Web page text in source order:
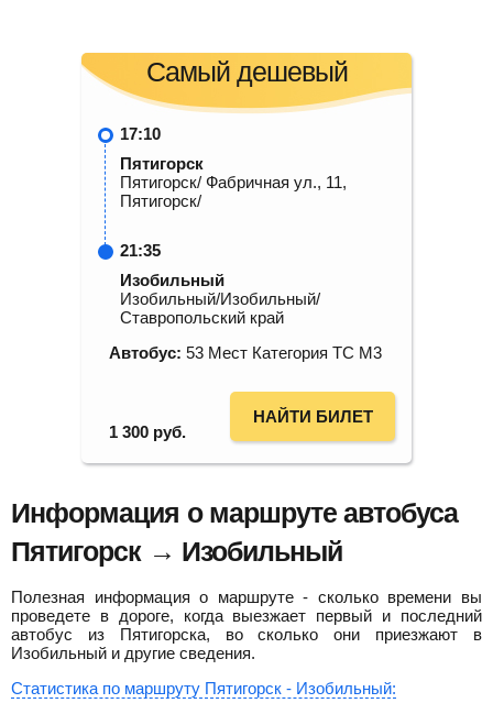
Самый дешевый
17:10
Пятигорск
Пятигорск/ Фабричная ул., 11,
Пятигорск/
21:35
Изобильный
Изобильный/Изобильный/
Ставропольский край
Автобус: 53 Мест Категория ТС М3
1 300 руб.
НАЙТИ БИЛЕТ
Информация о маршруте автобуса
Пятигорск → Изобильный
Полезная информация о маршруте - сколько времени вы
проведете в дороге, когда выезжает первый и последний
автобус из Пятигорска, во сколько они приезжают в
Изобильный и другие сведения.
Статистика по маршруту Пятигорск - Изобильный: